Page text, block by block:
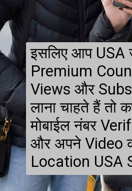
इसलिए आप
Premium
Views और
लाना चाहते हैं तो
मोबाईल नंबर
और अपने Video
Location USA